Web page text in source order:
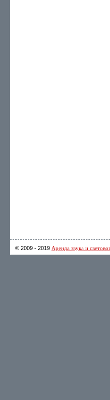
© 2009 - 2019 Аренда звука и